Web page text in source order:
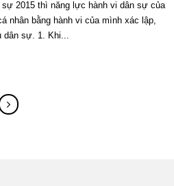
sự 2015 thì năng lực hành vi dân sự của
nhân bằng hành vi của mình xác lập,
dân sự. 1. Khi...